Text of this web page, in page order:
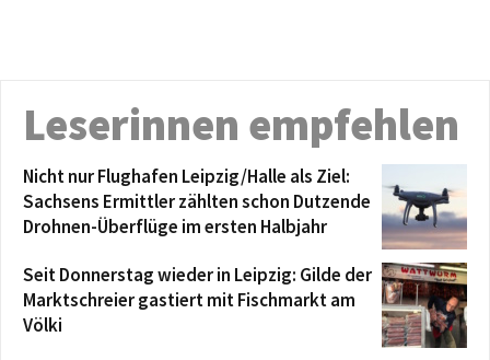
Leserinnen empfehlen
Nicht nur Flughafen Leipzig/Halle als Ziel:
Sachsens Ermittler zählten schon Dutzende
Drohnen-Überflüge im ersten Halbjahr
Seit Donnerstag wieder in Leipzig: Gilde der
Marktschreier gastiert mit Fischmarkt am
Völki